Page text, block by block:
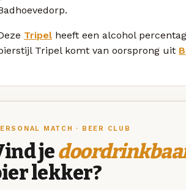
Tripel heeft een alcohol
Tripel komt van oorsprong uit
MATCH · BEER CLUB
je
lekker?